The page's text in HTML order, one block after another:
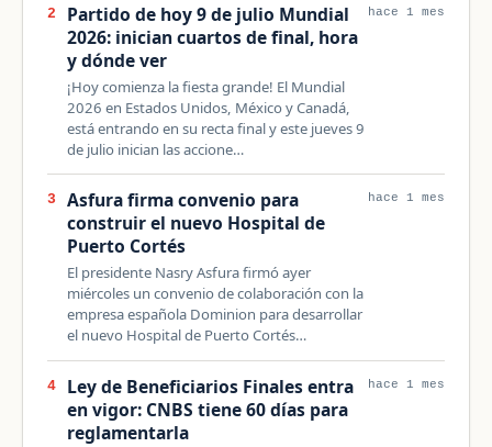
2
Partido de hoy 9 de julio Mundial
2026: inician cuartos de final, hora
y dónde ver
¡Hoy comienza la fiesta grande! El Mundial
2026 en Estados Unidos, México y Canadá,
está entrando en su recta final y este jueves 9
de julio inician las accione…
hace 1 mes
3
Asfura firma convenio para
construir el nuevo Hospital de
Puerto Cortés
El presidente Nasry Asfura firmó ayer
miércoles un convenio de colaboración con la
empresa española Dominion para desarrollar
el nuevo Hospital de Puerto Cortés…
hace 1 mes
4
Ley de Beneficiarios Finales entra
en vigor: CNBS tiene 60 días para
reglamentarla
hace 1 mes